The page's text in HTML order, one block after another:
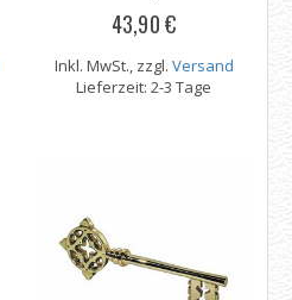
43,90 €
Inkl. MwSt., zzgl. Versand
Lieferzeit: 2-3 Tage